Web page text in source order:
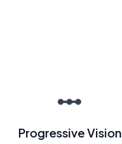
Progressive Vision